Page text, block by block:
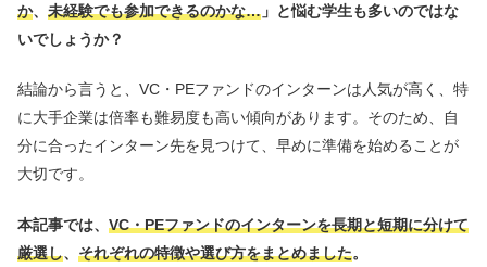
か、 未経験でも参加できるのかな… 」と悩む学生も多いのではな
いでしょうか？
結論から言うと、VC・PEファンドのインターンは人気が高く、特
に大手企業は倍率も難易度も高い傾向があります。そのため、自
分に合ったインターン先を見つけて、早めに準備を始めることが
大切です。
本記事では、 VC・PEファンドのインターンを長期と短期に分けて
厳選し、 それぞれの特徴や選び方をまとめました。